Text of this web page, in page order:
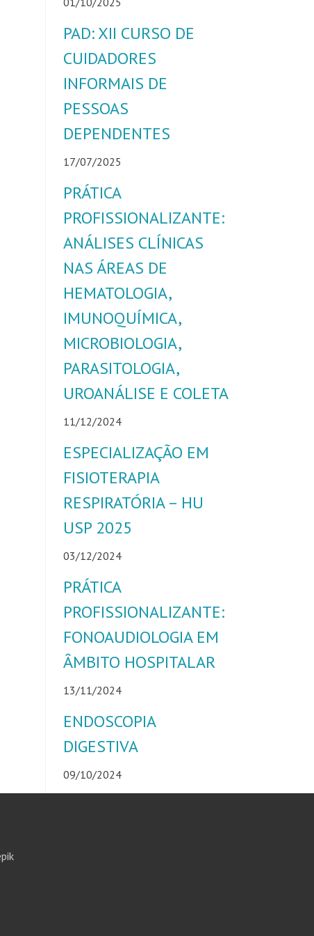
PAD: XII CURSO DE
CUIDADORES
INFORMAIS DE
PESSOAS
DEPENDENTES
17/07/2025
PRÁTICA
PROFISSIONALIZANTE:
ANÁLISES CLÍNICAS
NAS ÁREAS DE
HEMATOLOGIA,
IMUNOQUÍMICA,
MICROBIOLOGIA,
PARASITOLOGIA,
UROANÁLISE E COLETA
11/12/2024
ESPECIALIZAÇÃO EM
FISIOTERAPIA
RESPIRATÓRIA – HU
USP 2025
03/12/2024
PRÁTICA
PROFISSIONALIZANTE:
FONOAUDIOLOGIA EM
ÂMBITO HOSPITALAR
13/11/2024
ENDOSCOPIA
DIGESTIVA
09/10/2024